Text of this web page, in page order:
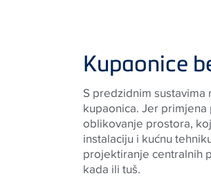
Kupaonice
S predzidnim
kupaonica. Jer
oblikovanje prostora,
instalaciju i kućnu
projektiranje centralnih
kada ili tuš.